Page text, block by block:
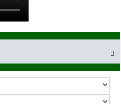
